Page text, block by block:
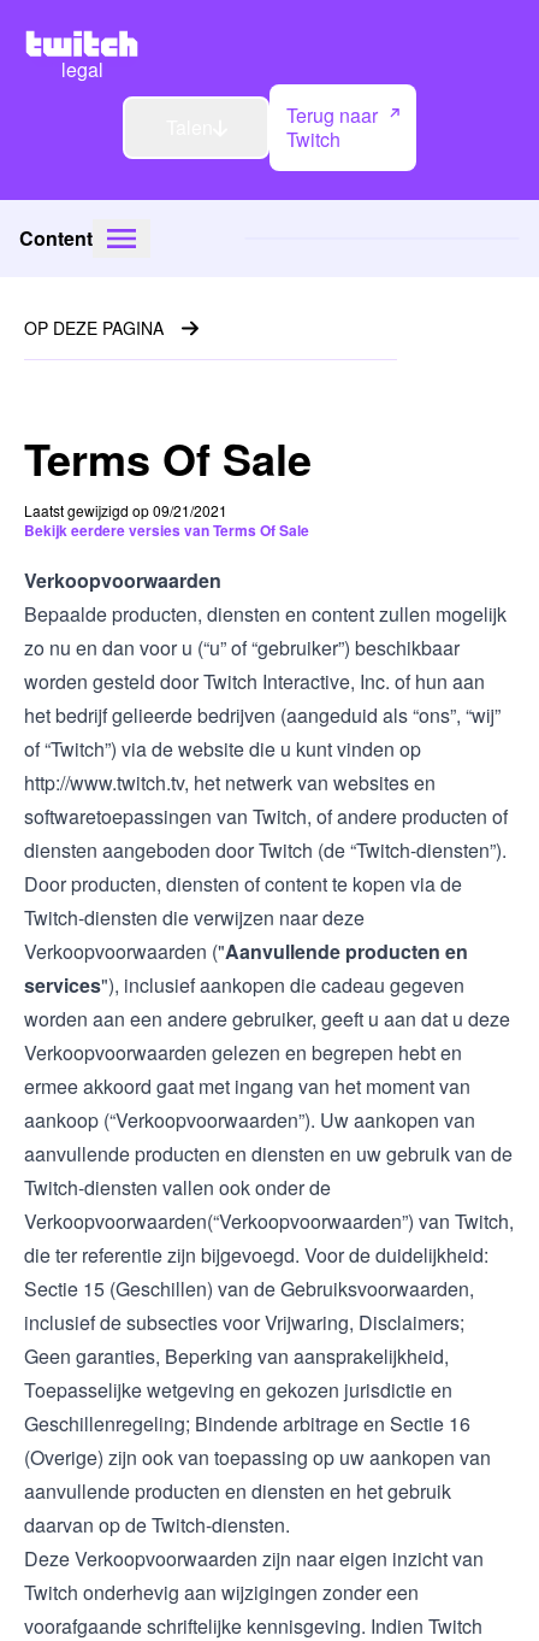
legal
Terug naar
Twitch
Content
Terms Of Sale
Laatst gewijzigd op 09/21/2021
Bekijk eerdere versies van Terms Of Sale
Verkoopvoorwaarden
Bepaalde producten, diensten en content zullen mogelijk
zo nu en dan voor u (“u” of “gebruiker”) beschikbaar
worden gesteld door Twitch Interactive, Inc. of hun aan
het bedrijf gelieerde bedrijven (aangeduid als “ons”, “wij”
of “Twitch”) via de website die u kunt vinden op
http://www.twitch.tv, het netwerk van websites en
softwaretoepassingen van Twitch, of andere producten of
diensten aangeboden door Twitch (de “Twitch-diensten”).
Door producten, diensten of content te kopen via de
Twitch-diensten die verwijzen naar deze
Verkoopvoorwaarden ("Aanvullende producten en
services"), inclusief aankopen die cadeau gegeven
worden aan een andere gebruiker, geeft u aan dat u deze
Verkoopvoorwaarden gelezen en begrepen hebt en
ermee akkoord gaat met ingang van het moment van
aankoop (“Verkoopvoorwaarden”). Uw aankopen van
aanvullende producten en diensten en uw gebruik van de
Twitch-diensten vallen ook onder de
Verkoopvoorwaarden(“Verkoopvoorwaarden”) van Twitch,
die ter referentie zijn bijgevoegd. Voor de duidelijkheid:
Sectie 15 (Geschillen) van de Gebruiksvoorwaarden,
inclusief de subsecties voor Vrijwaring, Disclaimers;
Geen garanties, Beperking van aansprakelijkheid,
Toepasselijke wetgeving en gekozen jurisdictie en
Geschillenregeling; Bindende arbitrage en Sectie 16
(Overige) zijn ook van toepassing op uw aankopen van
aanvullende producten en diensten en het gebruik
daarvan op de Twitch-diensten.
Deze Verkoopvoorwaarden zijn naar eigen inzicht van
Twitch onderhevig aan wijzigingen zonder een
voorafgaande schriftelijke kennisgeving. Indien Twitch
OP DEZE PAGINA